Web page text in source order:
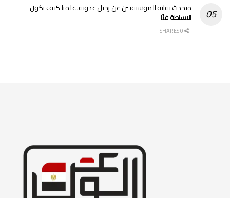
متحدث نقابة الموسيقيين عن رحيل عدوية..علمنا كيف تكون
البساطة فنًا